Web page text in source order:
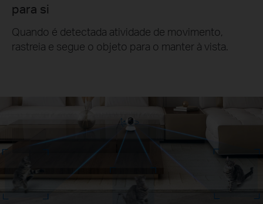
para si
Quando é detectada atividade de movimento,
rastreia e segue o objeto para o manter à vista.